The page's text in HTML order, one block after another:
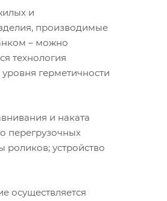
и
производимые
– можно
технология
герметичности
и наката
перегрузочных
устройство
осуществляется